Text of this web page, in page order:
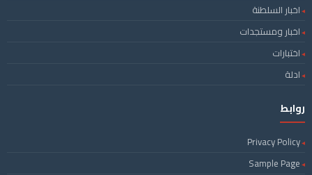
اخبار السلطنة
اخبار ومستجدات
اختبارات
ادلة
روابط
Privacy Policy
Sample Page